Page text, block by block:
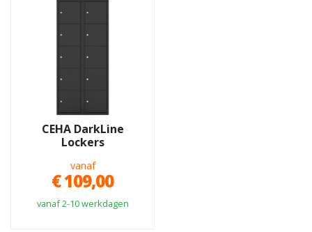
CEHA DarkLine
Lockers
vanaf
€ 109,00
vanaf 2-10 werkdagen